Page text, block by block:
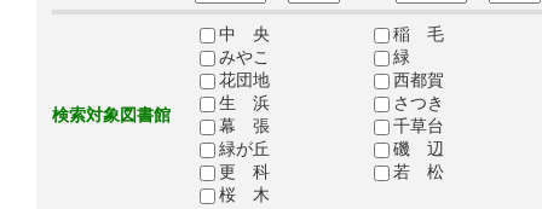
検索対象図書館
中 央
稲 毛
みやこ
緑
花団地
西都賀
生 浜
さつき
幕 張
千草台
緑が丘
磯 辺
更 科
若 松
桜 木